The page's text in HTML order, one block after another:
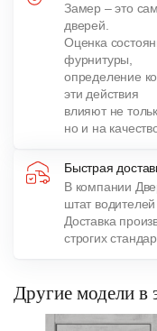
Замер – это
дверей.
Оценка
фурнитуры,
определение
эти действия
влияют не
но и на
Быстрая
В компании
штат
Доставка
строгих
Другие модели в